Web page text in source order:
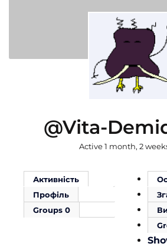
@vita-
Active 1 month, 2
Активність
Профіль
Groups 0